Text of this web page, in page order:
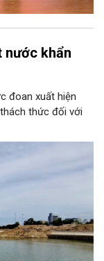
nước khẩn
đoan xuất hiện
thức đối với